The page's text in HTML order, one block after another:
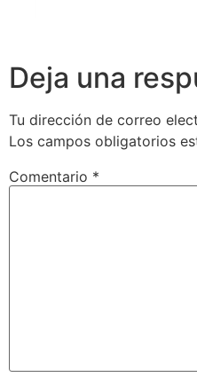
Deja una
Tu dirección de correo
Los campos obligatorios
Comentario *